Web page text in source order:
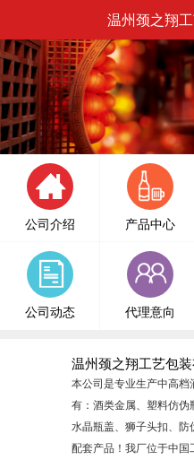
温州颈之翔
公司介绍 产品中心
公司动态 代理意向
温州颈之翔工艺包
本公司是专业生产中高
有：酒类金属、塑料仿
水晶瓶盖、狮子头扣、
配套产品！我厂位于中国